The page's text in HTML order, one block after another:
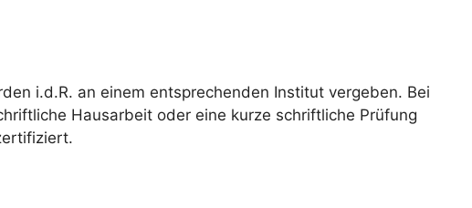
i.d.R. an einem entsprechenden Institut vergeben. Bei
Hausarbeit oder eine kurze schriftliche Prüfung